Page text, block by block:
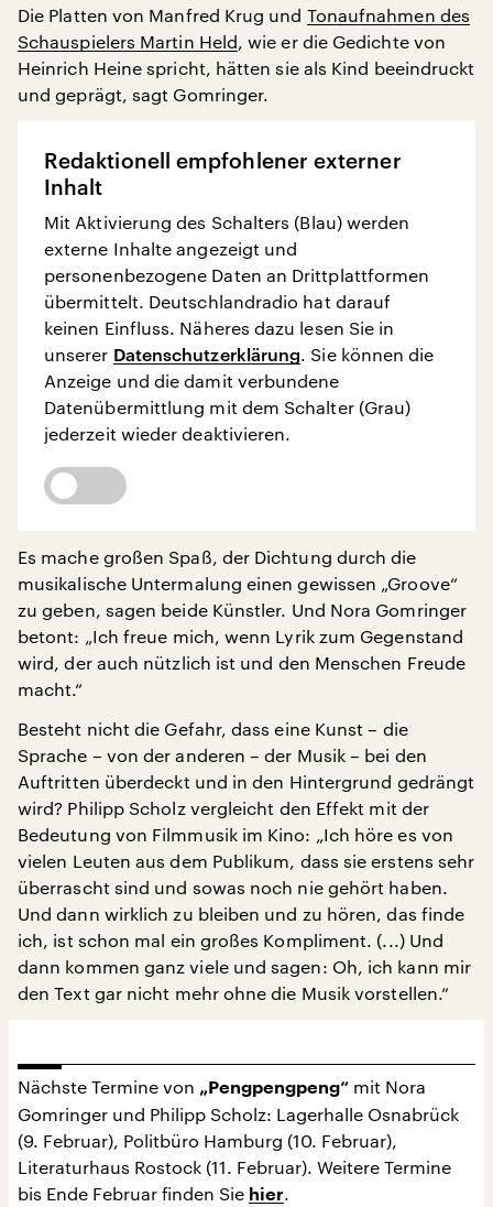
Die Platten von Manfred Krug und Tonaufnahmen des
Schauspielers Martin Held, wie er die Gedichte von
Heinrich Heine spricht, hätten sie als Kind beeindruckt
und geprägt, sagt Gomringer.
Redaktionell empfohlener externer
Inhalt
Mit Aktivierung des Schalters (Blau) werden
externe Inhalte angezeigt und
personenbezogene Daten an Drittplattformen
übermittelt. Deutschlandradio hat darauf
keinen Einfluss. Näheres dazu lesen Sie in
unserer Datenschutzerklärung. Sie können die
Anzeige und die damit verbundene
Datenübermittlung mit dem Schalter (Grau)
jederzeit wieder deaktivieren.
Es mache großen Spaß, der Dichtung durch die
musikalische Untermalung einen gewissen „Groove“
zu geben, sagen beide Künstler. Und Nora Gomringer
betont: „Ich freue mich, wenn Lyrik zum Gegenstand
wird, der auch nützlich ist und den Menschen Freude
macht.“
Besteht nicht die Gefahr, dass eine Kunst – die
Sprache – von der anderen – der Musik – bei den
Auftritten überdeckt und in den Hintergrund gedrängt
wird? Philipp Scholz vergleicht den Effekt mit der
Bedeutung von Filmmusik im Kino: „Ich höre es von
vielen Leuten aus dem Publikum, dass sie erstens sehr
überrascht sind und sowas noch nie gehört haben.
Und dann wirklich zu bleiben und zu hören, das finde
ich, ist schon mal ein großes Kompliment. (...) Und
dann kommen ganz viele und sagen: Oh, ich kann mir
den Text gar nicht mehr ohne die Musik vorstellen.“
Nächste Termine von „Pengpengpeng“ mit Nora
Gomringer und Philipp Scholz: Lagerhalle Osnabrück
(9. Februar), Politbüro Hamburg (10. Februar),
Literaturhaus Rostock (11. Februar). Weitere Termine
bis Ende Februar finden Sie hier.